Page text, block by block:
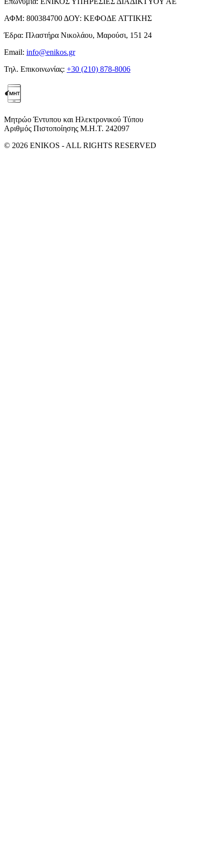
ΑΦΜ: 800384700 ΔΟΥ: ΚΕΦΟΔΕ ΑΤΤΙΚΗΣ
Έδρα: Πλαστήρα Νικολάου, Μαρούσι, 151 24
Email: info@enikos.gr
Τηλ. Επικοινωνίας: +30 (210) 878-8006
Μητρώο Έντυπου και Ηλεκτρονικού Τύπου
Αριθμός Πιστοποίησης Μ.Η.Τ. 242097
© 2026 ENIKOS - ALL RIGHTS RESERVED